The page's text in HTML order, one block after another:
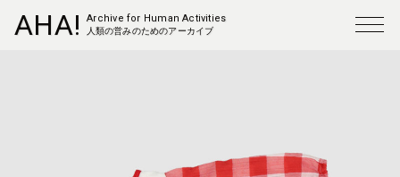
AHA! Archive for Human Activities
人類の営みのためのアーカイブ